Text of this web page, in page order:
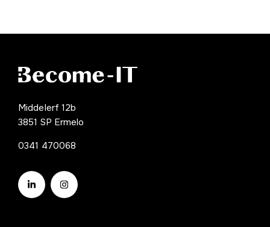
Middelerf 12b
3851 SP Ermelo
0341 470068